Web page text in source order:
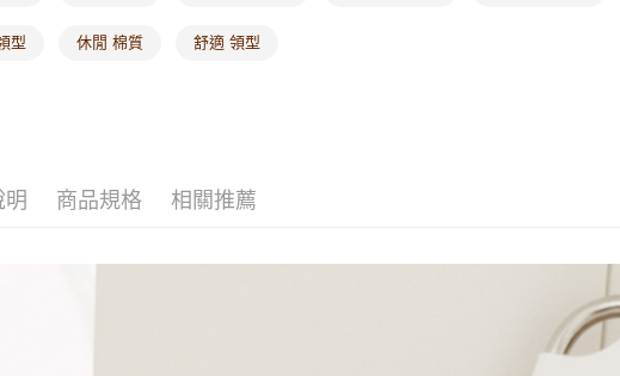
型 休閒 棉質 舒適 領型
明 商品規格 相關推薦